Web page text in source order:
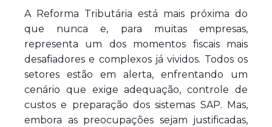
A Reforma Tributária está mais próxima do
que nunca e, para muitas empresas,
representa um dos momentos fiscais mais
desafiadores e complexos já vividos. Todos os
setores estão em alerta, enfrentando um
cenário que exige adequação, controle de
custos e preparação dos sistemas SAP. Mas,
embora as preocupações sejam justificadas,